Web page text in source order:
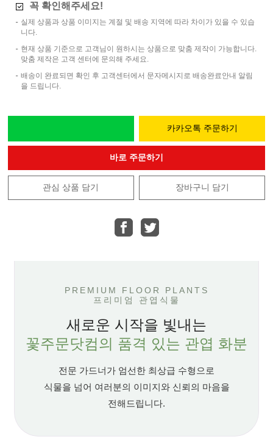
꼭 확인해주세요!
실제 상품과 상품 이미지는 계절 및 배송 지역에 따라 차이가 있을 수 있습
니다.
현재 상품 기준으로 고객님이 원하시는 상품으로 맞춤 제작이 가능합니다.
맞춤 제작은 고객 센터에 문의해 주세요.
배송이 완료되면 확인 후 고객센터에서 문자메시지로 배송완료안내 알림
을 드립니다.
카카오톡 주문하기
바로 주문하기
관심 상품 담기 장바구니 담기
PREMIUM FLOOR PLANTS
프리미엄 관엽식물
새로운 시작을 빛내는
꽃주문닷컴의 품격 있는 관엽 화분
전문 가드너가 엄선한 최상급 수형으로
식물을 넘어 여러분의 이미지와 신뢰의 마음을
전해드립니다.